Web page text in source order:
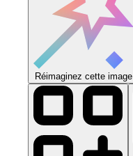
Réimaginez cette image